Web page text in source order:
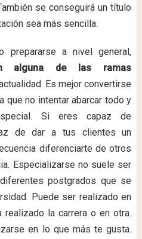
se conseguirá un título
sea más sencilla.
prepararse a nivel general,
alguna de las ramas
Es mejor convertirse
que no intentar abarcar todo y
Si eres capaz de
de dar a tus clientes un
diferenciarte de otros
Especializarse no suele ser
postgrados que se
Puede ser realizado en
la carrera o en otra.
en lo que más te gusta.